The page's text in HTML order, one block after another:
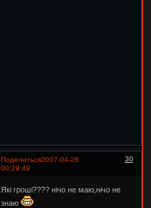
Поделиться 30
2007-04-26
00:29:49
Які гроші???? нічо не маю,нічо не
знаю